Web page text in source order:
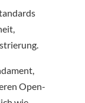
Open-